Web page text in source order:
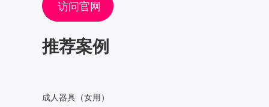
访问官网
推荐案例
成人器具（女用）